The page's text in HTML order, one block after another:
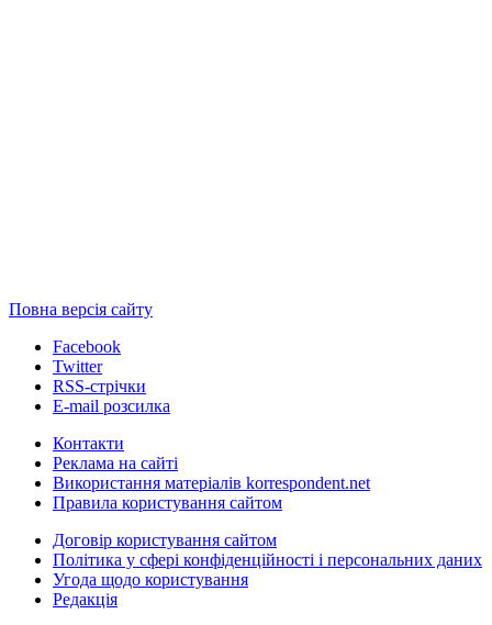
Повна версія сайту
Facebook
Twitter
RSS-стрічки
E-mail розсилка
Контакти
Реклама на сайті
Використання матеріалів korrespondent.net
Правила користування сайтом
Договір користування сайтом
Політика у сфері конфіденційності і персональних даних
Угода щодо користування
Редакція